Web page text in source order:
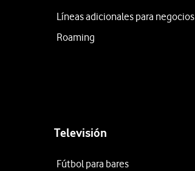
Líneas adicionales para negocios
Roaming
Televisión
Fútbol para bares